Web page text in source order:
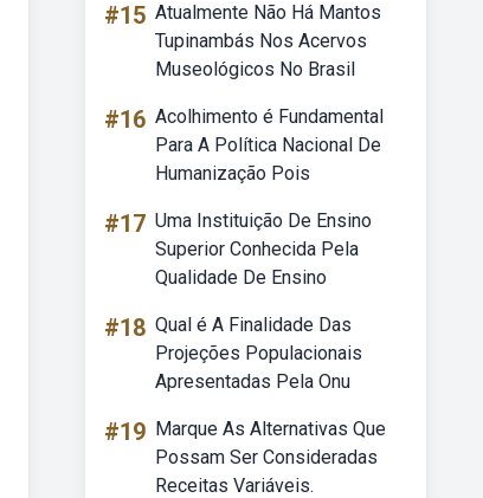
#15 Atualmente Não Há Mantos
Tupinambás Nos Acervos
Museológicos No Brasil
#16 Acolhimento é Fundamental
Para A Política Nacional De
Humanização Pois
#17 Uma Instituição De Ensino
Superior Conhecida Pela
Qualidade De Ensino
#18 Qual é A Finalidade Das
Projeções Populacionais
Apresentadas Pela Onu
#19 Marque As Alternativas Que
Possam Ser Consideradas
Receitas Variáveis.